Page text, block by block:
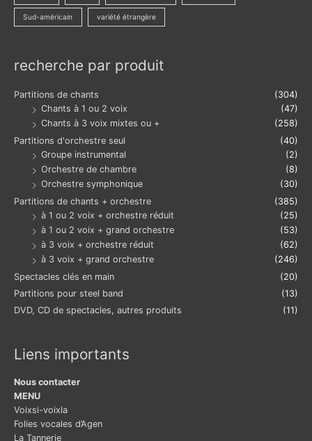
Sud-américain variété étrangère
recherche par produit
Partitions de chants
(304)
Chants à 1 ou 2 voix
(47)
Chants à 3 voix mixtes ou +
(258)
Partitions d'orchestre seul
(40)
Groupe instrumental
(2)
Orchestre de chambre
(8)
Orchestre symphonique
(30)
Partitions de chants + orchestre
(385)
à 1 ou 2 voix + orchestre réduit
(25)
à 1 ou 2 voix + grand orchestre
(53)
à 3 voix + orchestre réduit
(62)
à 3 voix + grand orchestre
(246)
Spectacles clés en main
(20)
Partitions pour steel band
(13)
DVD, CD de spectacles, autres produits
(11)
Liens importants
Nous contacter
MENU
Voixsi-voixla
Folies vocales d’Agen
La Tannerie